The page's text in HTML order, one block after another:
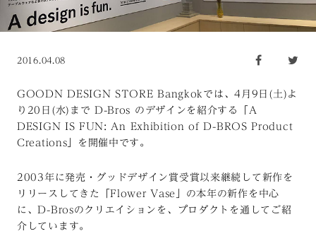
2016.04.08
GOODN DESIGN STORE Bangkokでは、4月9日(土)よ
り20日(水)まで D-Bros のデザインを紹介する「A
DESIGN IS FUN: An Exhibition of D-BROS Product
Creations」を開催中です。
2003年に発売・グッドデザイン賞受賞以来継続して新作を
リリースしてきた「Flower Vase」の本年の新作を中心
に、D-Brosのクリエイションを、プロダクトを通してご紹
介しています。